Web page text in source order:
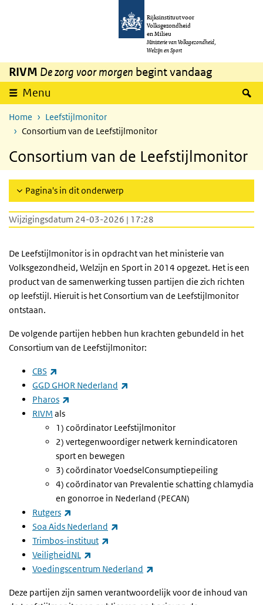
Overslaan en naar de inhoud gaan
Rijksinstituut voor
Volksgezondheid
en Milieu
Ministerie van Volksgezondheid,
Welzijn en Sport
RIVM De zorg voor morgen begint vandaag
Menu
Home
Leefstijlmonitor
Consortium van de Leefstijlmonitor
Consortium van de Leefstijlmonitor
Pagina's in dit onderwerp
Wijzigingsdatum 24-03-2026 | 17:28
De Leefstijlmonitor is in opdracht van het ministerie van
Volksgezondheid, Welzijn en Sport in 2014 opgezet. Het is een
product van de samenwerking tussen partijen die zich richten
op leefstijl. Hieruit is het Consortium van de Leefstijlmonitor
ontstaan.
De volgende partijen hebben hun krachten gebundeld in het
Consortium van de Leefstijlmonitor:
CBS
GGD GHOR Nederland
Pharos
RIVM als
1) coördinator Leefstijlmonitor
2) vertegenwoordiger netwerk kernindicatoren
sport en bewegen
3) coördinator VoedselConsumptiepeiling
4) coördinator van Prevalentie schatting chlamydia
en gonorroe in Nederland (PECAN)
Rutgers
Soa Aids Nederland
Trimbos-instituut
VeiligheidNL
Voedingscentrum Nederland
Deze partijen zijn samen verantwoordelijk voor de inhoud van